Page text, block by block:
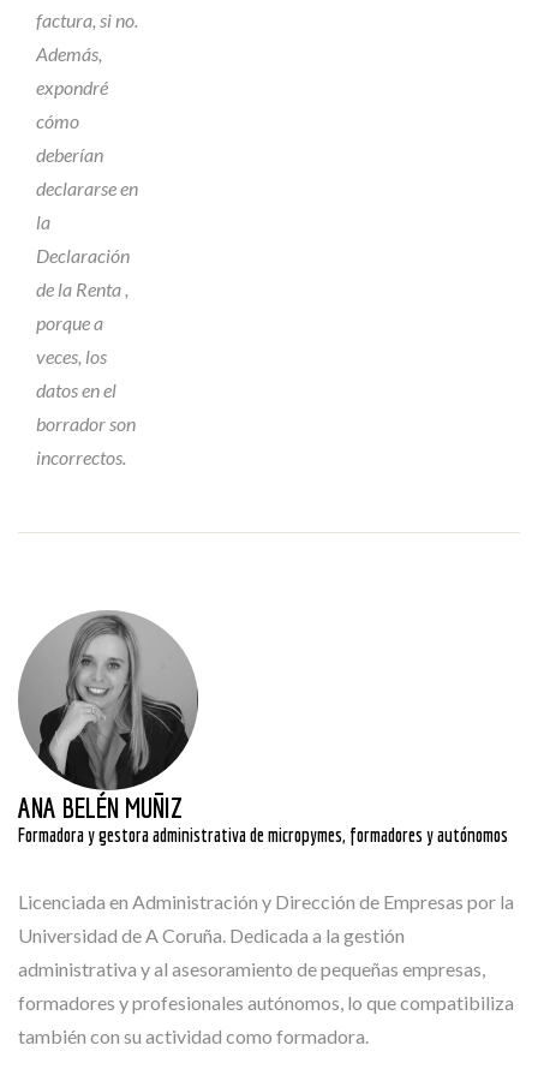
factura, si no.
Además,
expondré
cómo
deberían
declararse en
la
Declaración
de la Renta ,
porque a
veces, los
datos en el
borrador son
incorrectos.
ANA BELÉN MUÑIZ
Formadora y gestora administrativa de micropymes, formadores y autónomos
Licenciada en Administración y Dirección de Empresas por la
Universidad de A Coruña. Dedicada a la gestión
administrativa y al asesoramiento de pequeñas empresas,
formadores y profesionales autónomos, lo que compatibiliza
también con su actividad como formadora.